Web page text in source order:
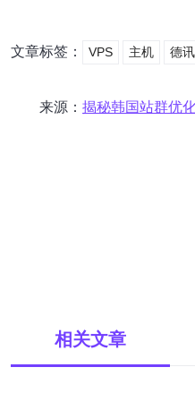
文章标签： VPS 主机 德
来源： 揭秘韩国站群优
相关文章